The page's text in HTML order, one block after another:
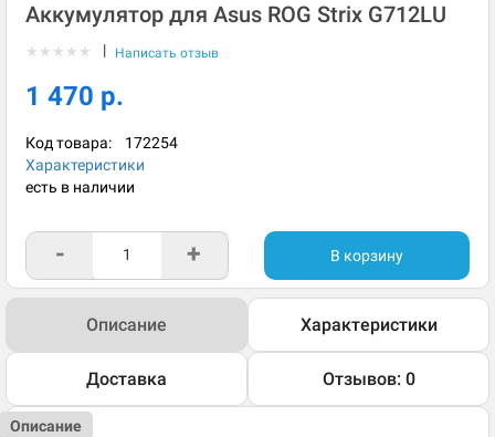
Аккумулятор для Asus ROG Strix G712LU
★ ★ ★ ★ ★ | Написать отзыв
1 470 р.
Код товара: 172254
Характеристики
есть в наличии
- + В корзину
Описание Характеристики
Доставка Отзывов: 0
Описание